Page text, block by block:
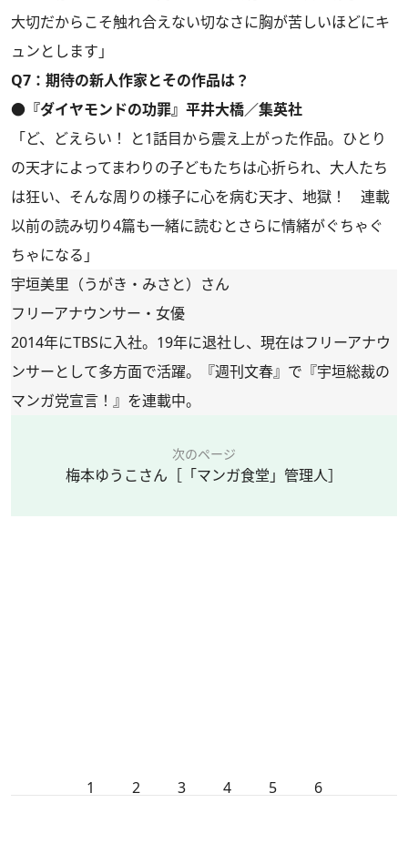
大切だからこそ触れ合えない切なさに胸が苦しいほどにキ
ュンとします」
Q7：期待の新人作家とその作品は？
●『ダイヤモンドの功罪』平井大橋／集英社
「ど、どえらい！ と1話目から震え上がった作品。ひとり
の天才によってまわりの子どもたちは心折られ、大人たち
は狂い、そんな周りの様子に心を病む天才、地獄！ 連載
以前の読み切り4篇も一緒に読むとさらに情緒がぐちゃぐ
ちゃになる」
宇垣美里（うがき・みさと）さん
フリーアナウンサー・女優
2014年にTBSに入社。19年に退社し、現在はフリーアナウ
ンサーとして多方面で活躍。『週刊文春』で『宇垣総裁の
マンガ党宣言！』を連載中。
次のページ
梅本ゆうこさん［「マンガ食堂」管理人］
1 2 3 4 5 6